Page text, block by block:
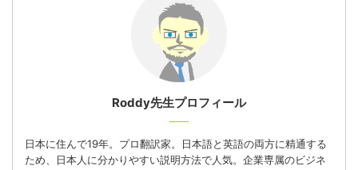
Roddy先生プロフィール
日本に住んで19年。プロ翻訳家。日本語と英語の両方に精通する
ため、日本人に分かりやすい説明方法で人気。企業専属のビジネ